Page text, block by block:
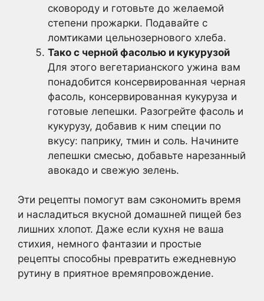
сковороду и готовьте до желаемой
степени прожарки. Подавайте с
ломтиками цельнозернового хлеба.
Тако с черной фасолью и кукурузой
Для этого вегетарианского ужина вам
понадобится консервированная черная
фасоль, консервированная кукуруза и
готовые лепешки. Разогрейте фасоль и
кукурузу, добавив к ним специи по
вкусу: паприку, тмин и соль. Начините
лепешки смесью, добавьте нарезанный
авокадо и свежую зелень.
Эти рецепты помогут вам сэкономить время
и насладиться вкусной домашней пищей без
лишних хлопот. Даже если кухня не ваша
стихия, немного фантазии и простые
рецепты способны превратить ежедневную
рутину в приятное времяпровождение.